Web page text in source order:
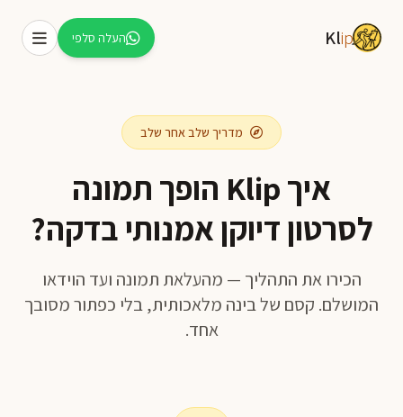
Klip העלה סלפי
מדריך שלב אחר שלב
איך Klip הופך תמונה
לסרטון דיוקן אמנותי בדקה?
הכירו את התהליך — מהעלאת תמונה ועד הוידאו
המושלם. קסם של בינה מלאכותית, בלי כפתור מסובך
אחד.